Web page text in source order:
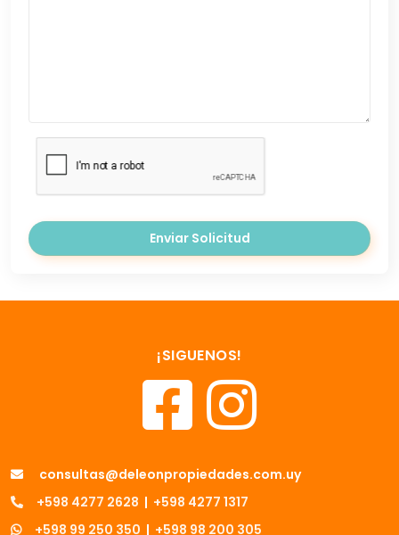
Enviar Solicitud
¡SIGUENOS!
consultas@deleonpropiedades.com.uy
+598 4277 2628 | +598 4277 1317
+598 99 250 350 | +598 98 200 305